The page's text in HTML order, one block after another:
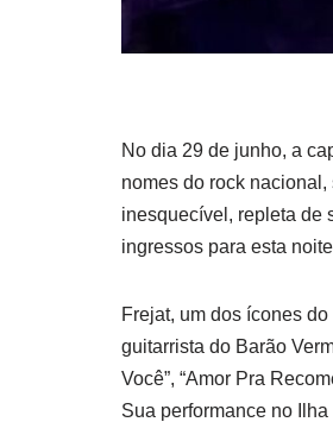
No dia 29 de junho, a
nomes do rock
inesquecível, repleta de
ingressos para esta
Frejat, um dos ícones
guitarrista do Barão
Você”, “Amor Pra
Sua performance no